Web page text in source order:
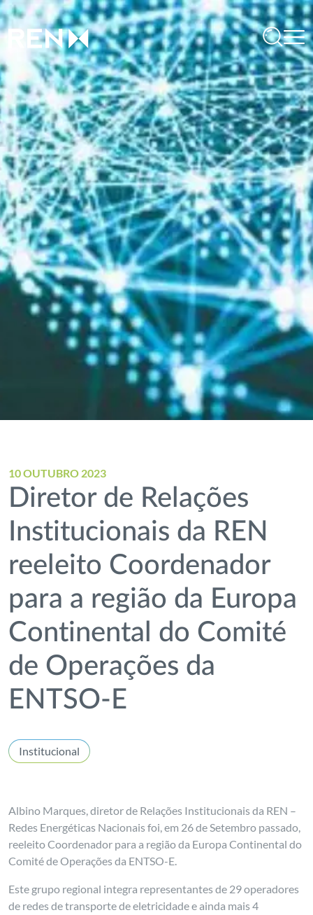
10 OUTUBRO 2023
Diretor de Relações
Institucionais da REN
reeleito Coordenador
para a região da Europa
Continental do Comité
de Operações da
ENTSO-E
Institucional
Albino Marques, diretor de Relações Institucionais da REN –
Redes Energéticas Nacionais foi, em 26 de Setembro passado,
reeleito Coordenador para a região da Europa Continental do
Comité de Operações da ENTSO-E.
Este grupo regional integra representantes de 29 operadores
de redes de transporte de eletricidade e ainda mais 4